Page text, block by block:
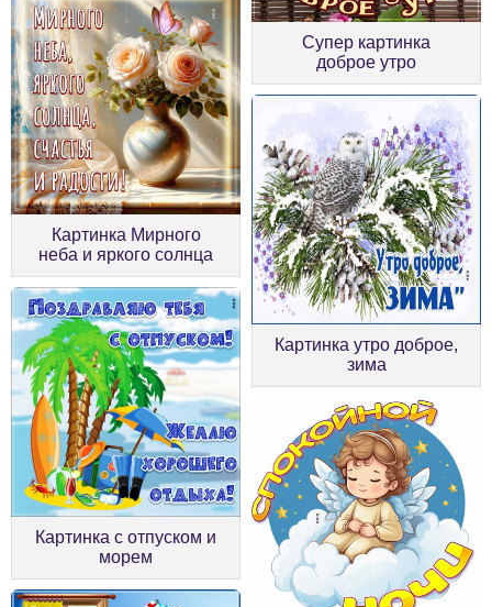
Супер картинка
доброе утро
Картинка Мирного
неба и яркого солнца
Картинка утро доброе,
зима
Картинка с отпуском и
морем